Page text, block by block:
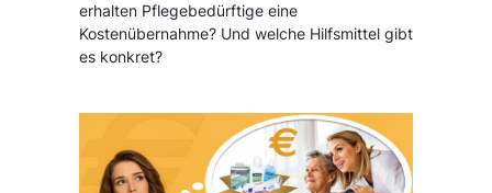
erhalten Pflegebedürftige eine
Kostenübernahme? Und welche Hilfsmittel gibt
es konkret?